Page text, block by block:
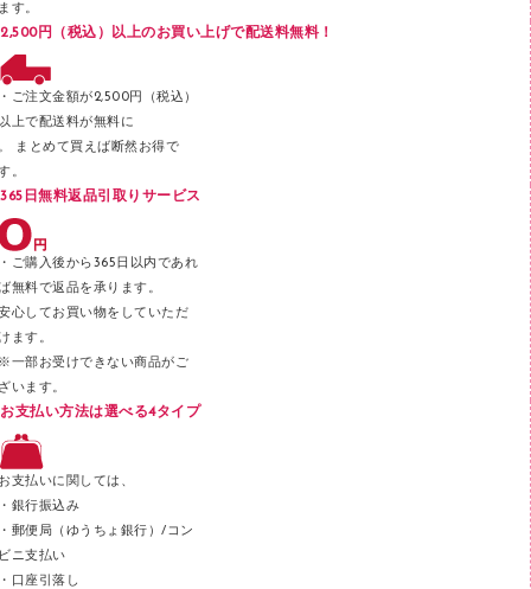
ブックエンド／ブックスタンド
パンチ
デスクトレー
テープカッター
その他文具
セロハンテープ
スティックのり
クリップ
カッター
す。
2,500円（税込）以上のお買い上げで配送料無料！
ご注文金額が2,500円（税込）
上で配送料が無料に
まとめて買えば断然お得で
。
365日無料返品引取りサービス
ご購入後から365日以内であれ
無料で返品を承ります。
心してお買い物をしていただ
ます。
一部お受けできない商品がご
います。
お支払い方法は選べる4タイプ
支払いに関しては、
銀行振込み
郵便局（ゆうちょ銀行）/コン
ニ支払い
口座引落し